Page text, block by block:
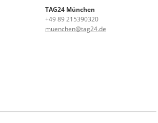
TAG24 München
+49 89 215390320
muenchen@tag24.de